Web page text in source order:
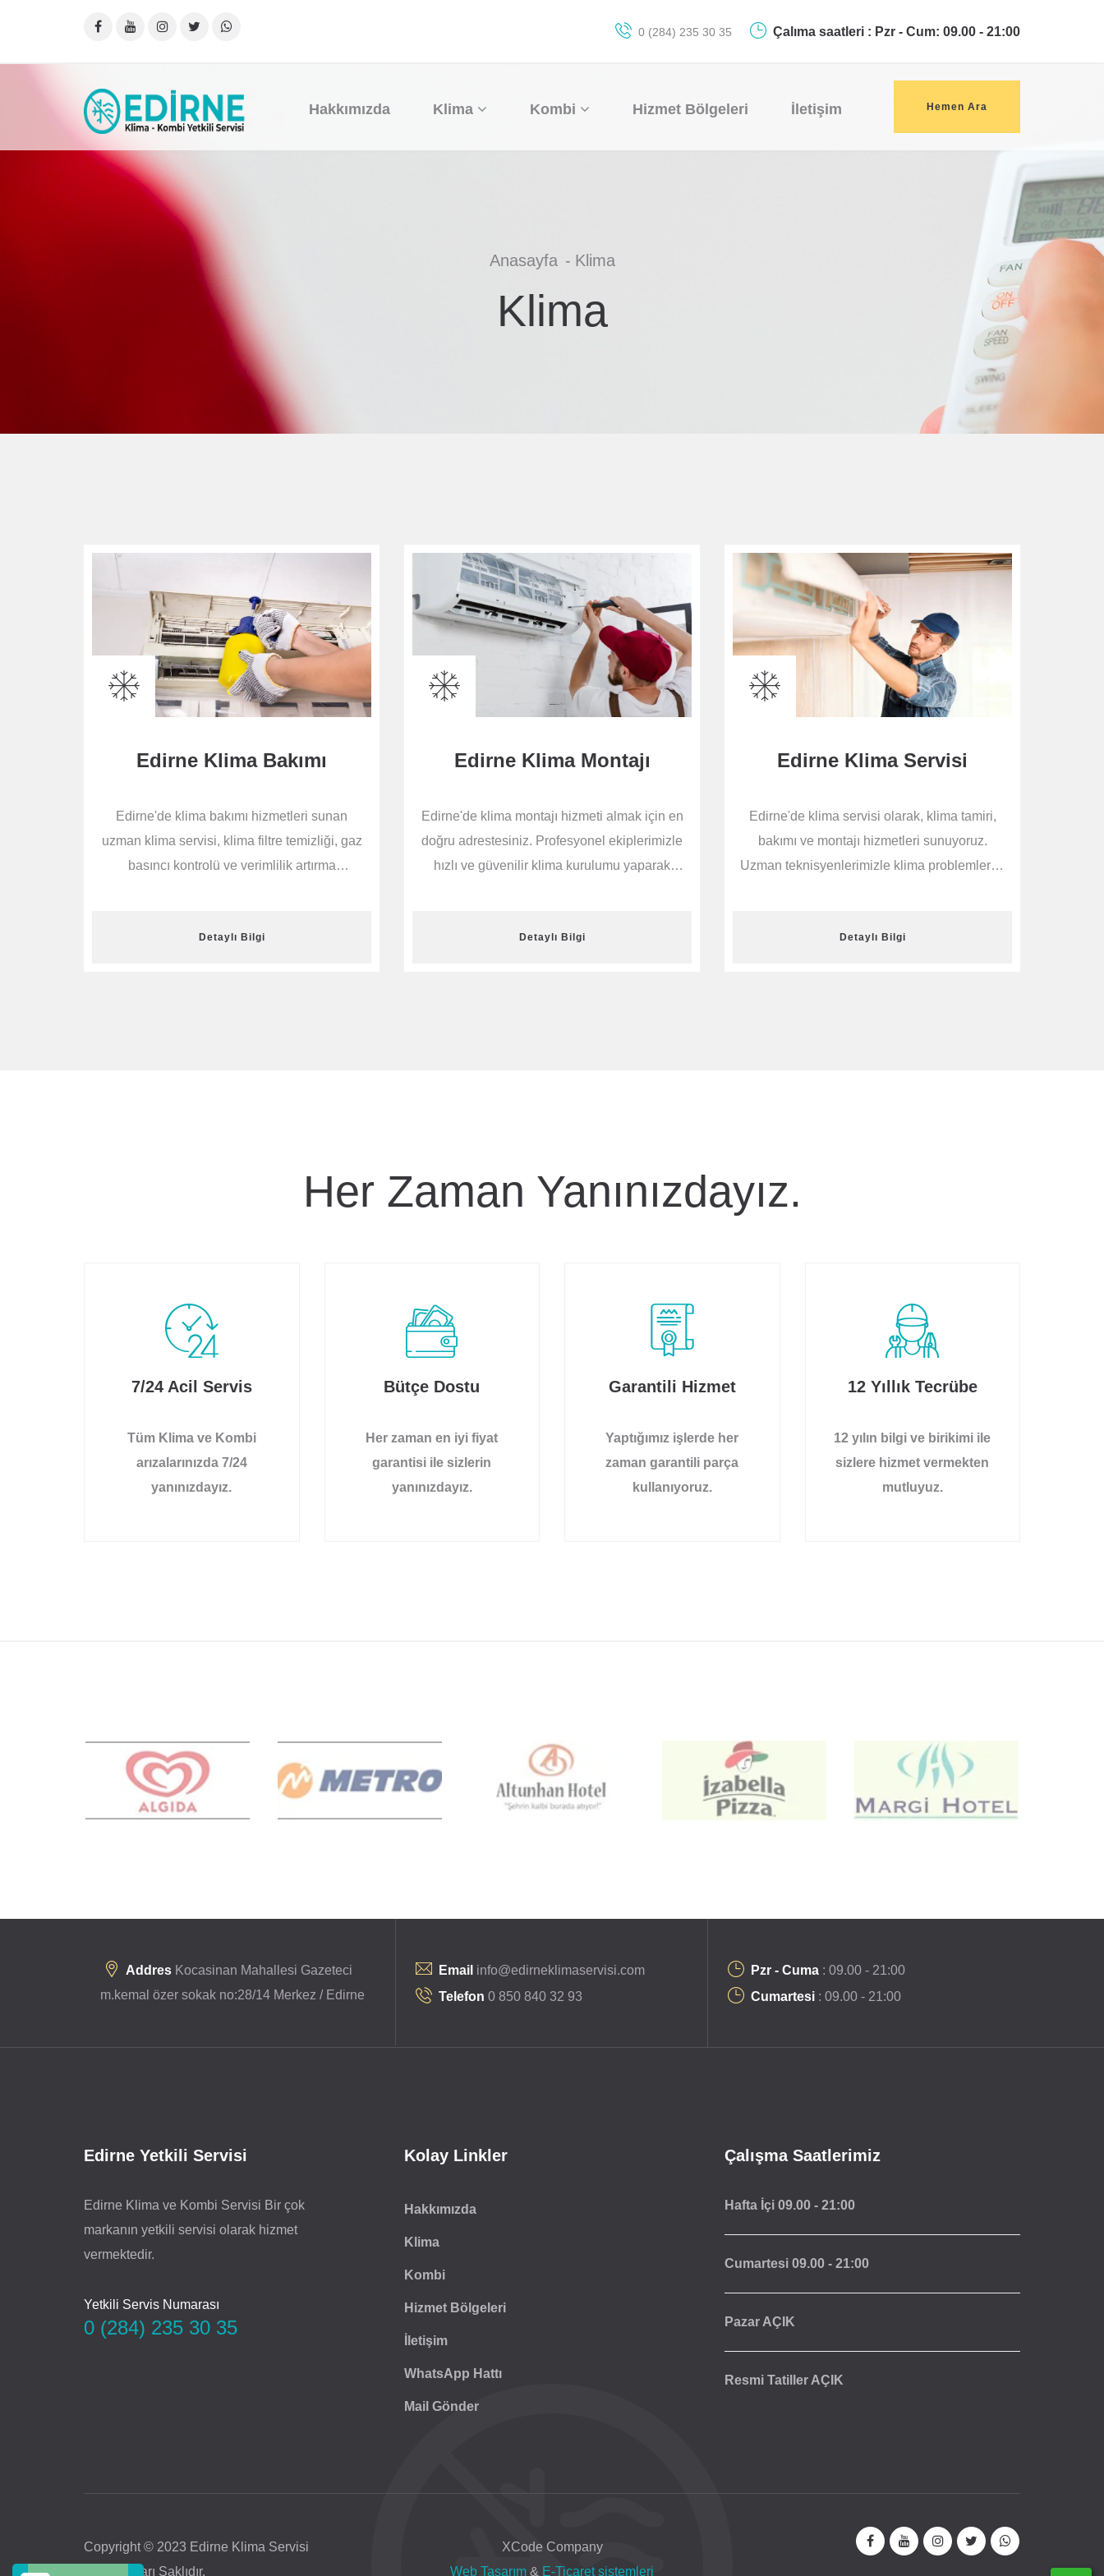
0 (284) 235 30 35 Çalıma saatleri : Pzr - Cum: 09.00 - 21:00
Hakkımızda Klima Kombi Hizmet Bölgeleri İletişim Hemen Ara
Anasayfa Klima
Klima
Edirne Klima Bakımı
Edirne'de klima bakımı hizmetleri sunan
uzman klima servisi, klima filtre temizliği, gaz
basıncı kontrolü ve verimlilik artırma
uzatın.
Detaylı Bilgi
Edirne Klima Montajı
Edirne'de klima montajı hizmeti almak için en
doğru adrestesiniz. Profesyonel ekiplerimizle
hızlı ve güvenilir klima kurulumu yaparak
geçin.
Detaylı Bilgi
Edirne Klima Servisi
Edirne'de klima servisi olarak, klima tamiri,
bakımı ve montajı hizmetleri sunuyoruz.
Uzman teknisyenlerimizle klima problemlerini
iklimlendirme sistemine sahip olun.
Detaylı Bilgi
Her Zaman Yanınızdayız.
7/24 Acil Servis
Tüm Klima ve Kombi
arızalarınızda 7/24
yanınızdayız.
Bütçe Dostu
Her zaman en iyi fiyat
garantisi ile sizlerin
yanınızdayız.
Garantili Hizmet
Yaptığımız işlerde her
zaman garantili parça
kullanıyoruz.
12 Yıllık Tecrübe
12 yılın bilgi ve birikimi ile
sizlere hizmet vermekten
mutluyuz.
Addres Kocasinan Mahallesi Gazeteci
m.kemal özer sokak no:28/14 Merkez / Edirne
Email info@edirneklimaservisi.com
Telefon 0 850 840 32 93
Pzr - Cuma : 09.00 - 21:00
Cumartesi : 09.00 - 21:00
Edirne Yetkili Servisi
Edirne Klima ve Kombi Servisi Bir çok
markanın yetkili servisi olarak hizmet
vermektedir.
Yetkili Servis Numarası
0 (284) 235 30 35
Kolay Linkler
Hakkımızda
Klima
Kombi
Hizmet Bölgeleri
İletişim
WhatsApp Hattı
Mail Gönder
Çalışma Saatlerimiz
Hafta İçi 09.00 - 21:00
Cumartesi 09.00 - 21:00
Pazar AÇIK
Resmi Tatiller AÇIK
Copyright © 2023 Edirne Klima Servisi
Tüm Hakları Saklıdır.
XCode Company
Web Tasarım & E-Ticaret sistemleri